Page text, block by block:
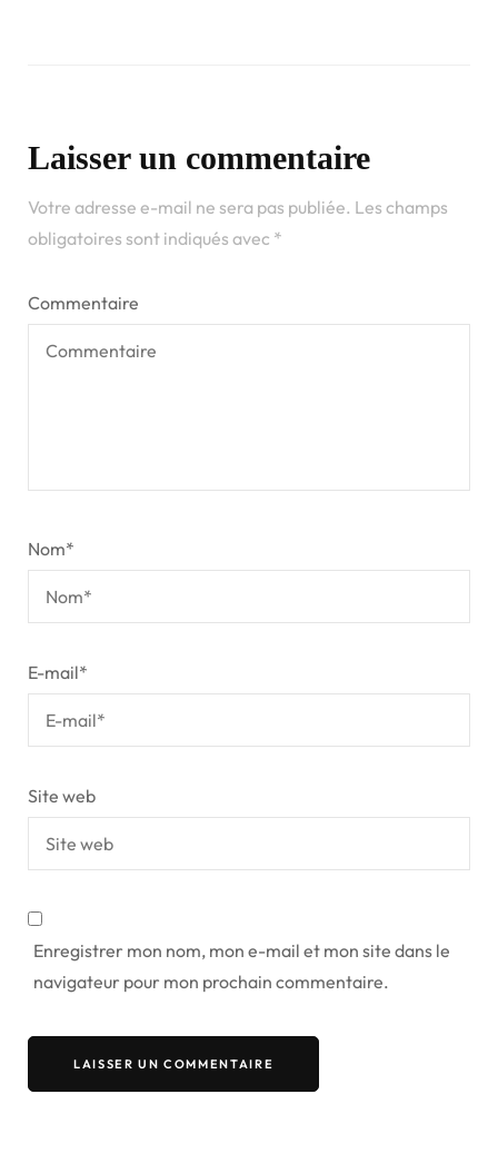
Laisser un commentaire
Votre adresse e-mail ne sera pas publiée. Les champs
obligatoires sont indiqués avec *
Commentaire
Nom*
E-mail*
Site web
Enregistrer mon nom, mon e-mail et mon site dans le
navigateur pour mon prochain commentaire.